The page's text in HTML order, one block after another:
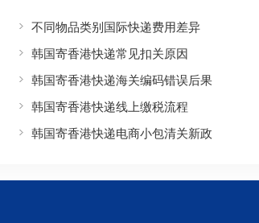
不同物品类别国际快递费用差异
韩国寄香港快递常见扣关原因
韩国寄香港快递海关编码错误后果
韩国寄香港快递线上缴税流程
韩国寄香港快递电商小包清关新政